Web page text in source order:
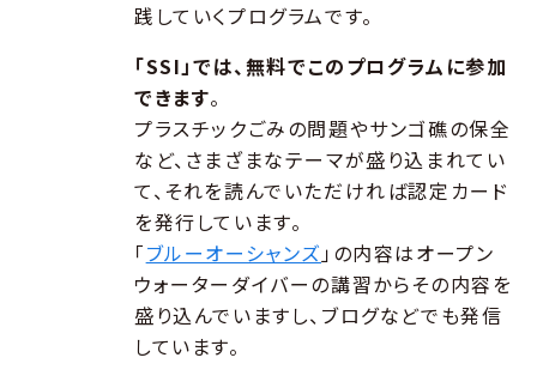
践していくプログラムです。
「SSI」では、無料でこのプログラムに参加
できます。
プラスチックごみの問題やサンゴ礁の保全
など、さまざまなテーマが盛り込まれてい
て、それを読んでいただければ認定カード
を発行しています。
「ブルーオーシャンズ 」の内容はオープン
ウォーターダイバーの講習からその内容を
盛り込んでいますし、ブログなどでも発信
しています。